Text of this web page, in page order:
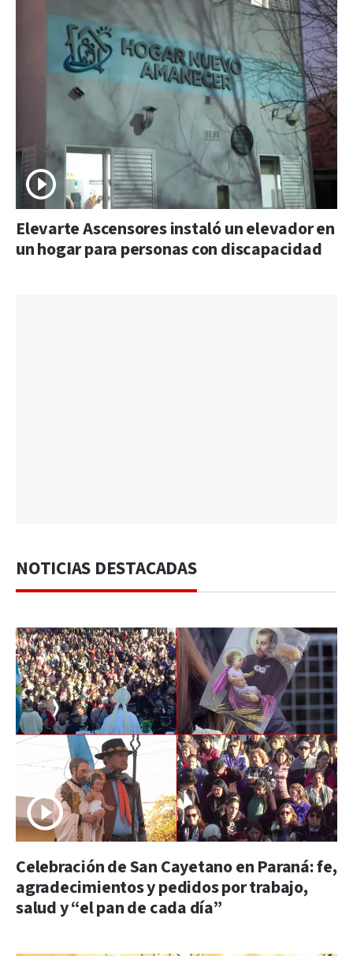
Elevarte Ascensores instaló un elevador en
un hogar para personas con discapacidad
NOTICIAS DESTACADAS
Celebración de San Cayetano en Paraná: fe,
agradecimientos y pedidos por trabajo,
salud y “el pan de cada día”